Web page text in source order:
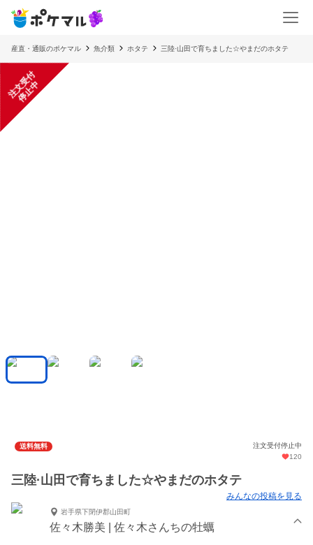
産直・通販のポケマル 魚介類 ホタテ 三陸·山田で育ちました☆やまだのホタテ
注
文
受
付
停
止
中
送料無料
注文受付停止中
120
三陸·山田で育ちました☆やまだのホタテ
みんなの投稿を見る
岩手県下閉伊郡山田町
佐々木勝美 | 佐々木さんちの牡蠣